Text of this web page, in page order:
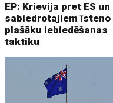
EP: Krievija pret ES un
sabiedrotajiem īsteno
plašāku iebiedēšanas
taktiku